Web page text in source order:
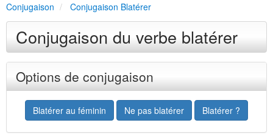
Conjugaison Conjugaison Blatérer
Conjugaison du verbe blatérer
Options de conjugaison
Blatérer au féminin Ne pas blatérer Blatérer ?